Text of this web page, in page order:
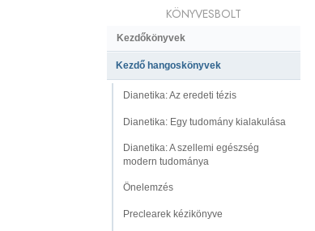
KÖNYVESBOLT
Kezdőkönyvek
Kezdő hangoskönyvek
Dianetika: Az eredeti tézis
Dianetika: Egy tudomány kialakulása
Dianetika: A szellemi egészség
modern tudománya
Önelemzés
Preclearek kézikönyve